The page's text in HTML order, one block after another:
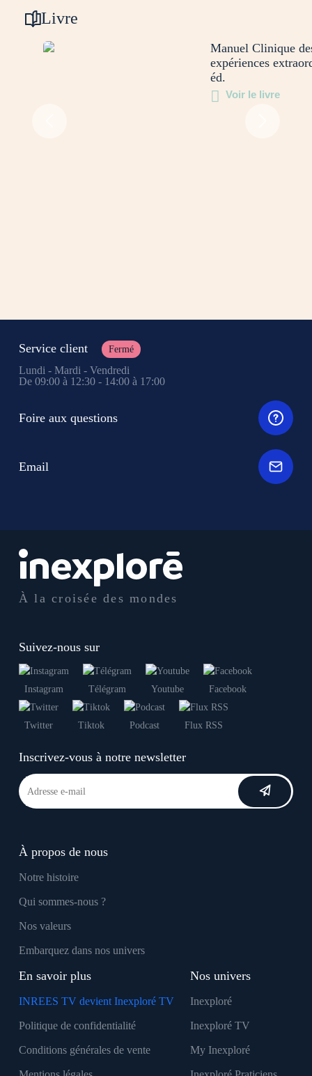
Livre
Manuel Clinique
expériences
éd.
Voir le livre
À la croisée des mondes
Suivez-nous sur
Instagram Télégram Youtube Facebook
Twitter Tiktok Podcast Flux RSS
Inscrivez-vous à notre newsletter
À propos de nous
Notre histoire
Qui sommes-nous ?
Nos valeurs
Embarquez dans nos univers
En savoir plus
INREES TV devient Inexploré TV
Politique de confidentialité
Conditions générales de vente
Nos univers
Inexploré
Inexploré TV
My Inexploré
Service client Fermé
Lundi - Mardi - Vendredi
De 09:00 à 12:30 - 14:00 à 17:00
Foire aux questions
Email